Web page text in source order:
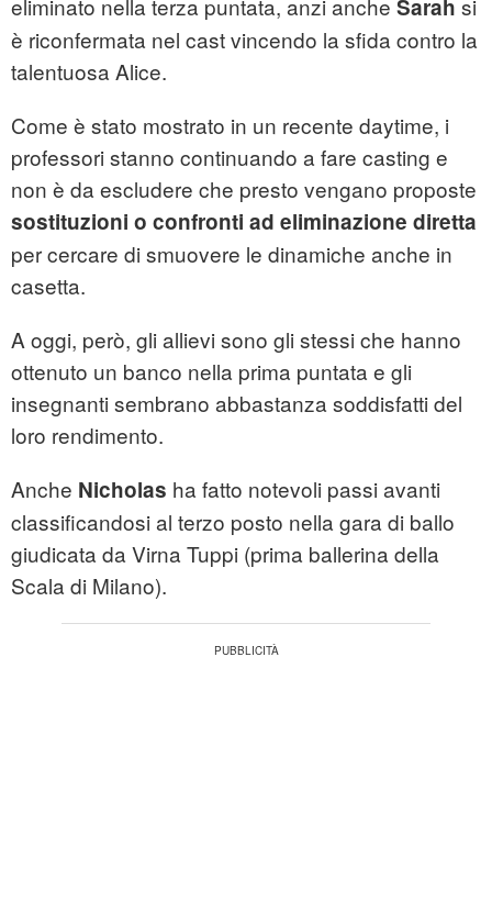
eliminato nella terza puntata, anzi anche Sarah si
è riconfermata nel cast vincendo la sfida contro la
talentuosa Alice.
Come è stato mostrato in un recente daytime, i
professori stanno continuando a fare casting e
non è da escludere che presto vengano proposte
sostituzioni o confronti ad eliminazione diretta
per cercare di smuovere le dinamiche anche in
casetta.
A oggi, però, gli allievi sono gli stessi che hanno
ottenuto un banco nella prima puntata e gli
insegnanti sembrano abbastanza soddisfatti del
loro rendimento.
Anche Nicholas ha fatto notevoli passi avanti
classificandosi al terzo posto nella gara di ballo
giudicata da Virna Tuppi (prima ballerina della
Scala di Milano).